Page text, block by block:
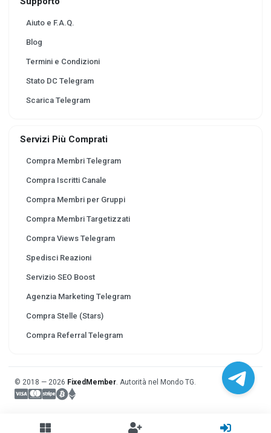
Aiuto e F.A.Q.
Blog
Termini e Condizioni
Stato DC Telegram
Scarica Telegram
Servizi Più Comprati
Compra Membri Telegram
Compra Iscritti Canale
Compra Membri per Gruppi
Compra Membri Targetizzati
Compra Views Telegram
Spedisci Reazioni
Servizio SEO Boost
Agenzia Marketing Telegram
Compra Stelle (Stars)
Compra Referral Telegram
© 2018 — 2026 FixedMember. Autorità nel Mondo TG.